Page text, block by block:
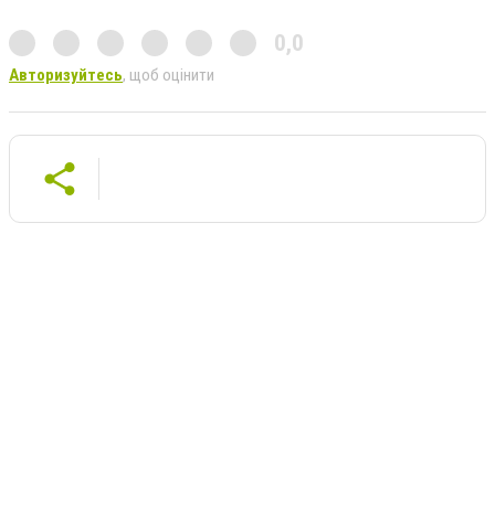
0,0
Авторизуйтесь, щоб оцінити